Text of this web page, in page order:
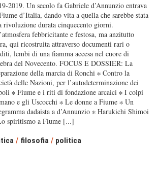
2019. Un secolo fa Gabriele d’Annunzio entrava
d’Italia, dando vita a quella che sarebbe stata
rivoluzione durata cinquecento giorni.
febbricitante e festosa, ma anzitutto
qui ricostruita attraverso documenti rari o
lembi di una fiamma accesa nel cuore di
del Novecento. FOCUS E DOSSIER: La
della marcia di Ronchi ∗ Contro la
delle Nazioni, per l’autodeterminazione dei
∗ Fiume e i riti di fondazione arcaici ∗ I colpi
e gli Uscocchi ∗ Le donne a Fiume ∗ Un
dadaista a d’Annunzio ∗ Harukichi Shimoi
spiritismo a Fiume [...]
/ filosofia / politica